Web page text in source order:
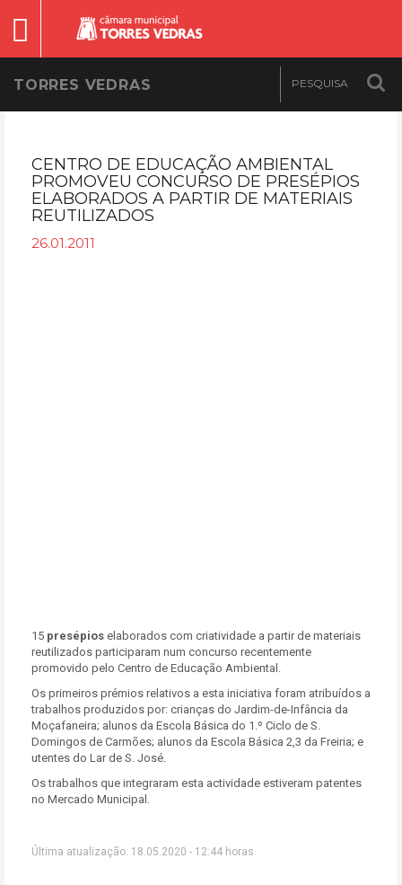
TORRES VEDRAS
CENTRO DE EDUCAÇÃO AMBIENTAL
PROMOVEU CONCURSO DE PRESÉPIOS
ELABORADOS A PARTIR DE MATERIAIS
REUTILIZADOS
26.01.2011
15 presépios elaborados com criatividade a partir de materiais
reutilizados participaram num concurso recentemente
promovido pelo Centro de Educação Ambiental.
Os primeiros prémios relativos a esta iniciativa foram atribuídos a
trabalhos produzidos por: crianças do Jardim-de-Infância da
Moçafaneira; alunos da Escola Básica do 1.º Ciclo de S.
Domingos de Carmões; alunos da Escola Básica 2,3 da Freiria; e
utentes do Lar de S. José.
Os trabalhos que integraram esta actividade estiveram patentes
no Mercado Municipal.
Última atualização: 18.05.2020 - 12:44 horas